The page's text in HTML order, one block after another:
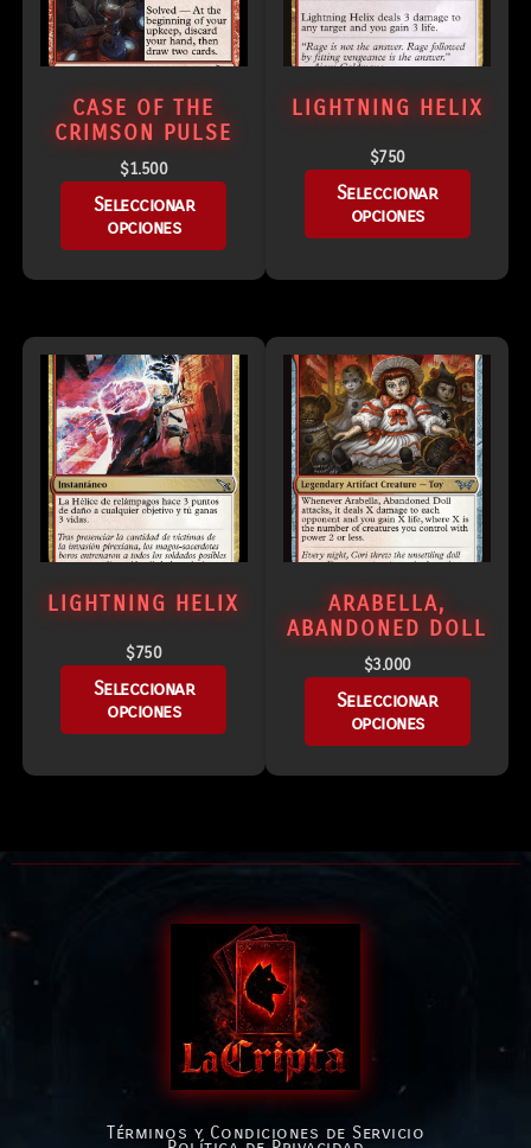
CASE OF THE
CRIMSON PULSE
$1.500
Seleccionar
opciones
LIGHTNING HELIX
$750
Seleccionar
opciones
LIGHTNING HELIX
$750
Seleccionar
opciones
ARABELLA,
ABANDONED DOLL
$3.000
Seleccionar
opciones
Términos y Condiciones de Servicio